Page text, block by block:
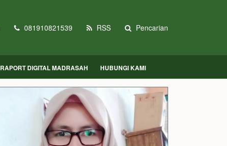
081910821539 RSS Pencarian
RAPORT DIGITAL MADRASAH HUBUNGI KAMI